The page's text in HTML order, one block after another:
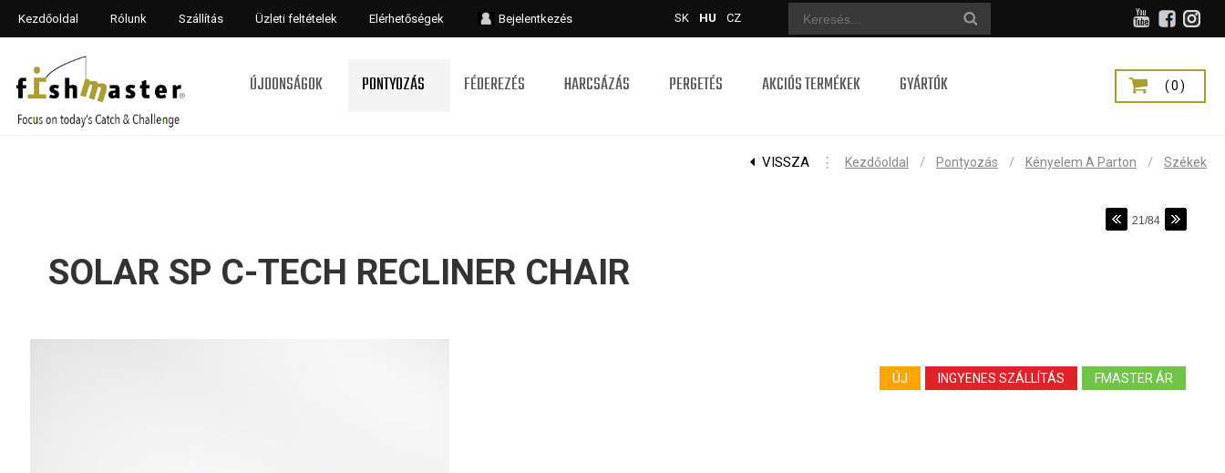
SK HU CZ
Kezdőoldal Rólunk Szállítás Üzleti feltételek Elérhetőségek Bejelentkezés
ÚJDONSÁGOK PONTYOZÁS FÉDEREZÉS HARCSÁZÁS PERGETÉS AKCIÓS TERMÉKEK GYÁRTÓK (0)
VISSZA ⋮ Kezdőoldal / Pontyozás / Kényelem A Parton / Székek
21/84
SOLAR SP C-TECH RECLINER CHAIR
FMASTER ÁR
INGYENES SZÁLLÍTÁS
ÚJ